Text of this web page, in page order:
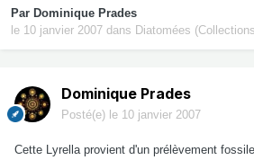
Par Dominique Prades
le 10 janvier 2007 dans Diatomées
Dominique Prades
Posté(e) le 10 janvier 2007
Cette Lyrella provient d'un prélèvement